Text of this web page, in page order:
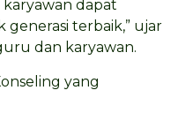
dapat
terbaik,” ujar
dan karyawan.
yang